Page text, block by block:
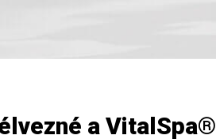
a VitalSpa®